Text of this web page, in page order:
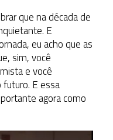
que na década de
E
eu acho que as
sim, você
e você
E essa
agora como